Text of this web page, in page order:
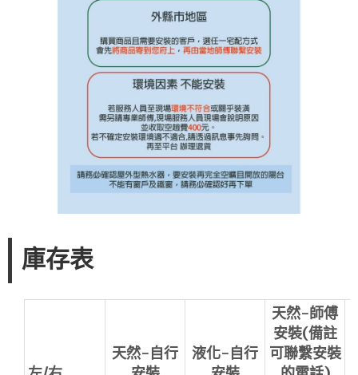
庫存表
天然-自行
液化-自行
天然-師傅
安裝(備註
可聯繫安裝